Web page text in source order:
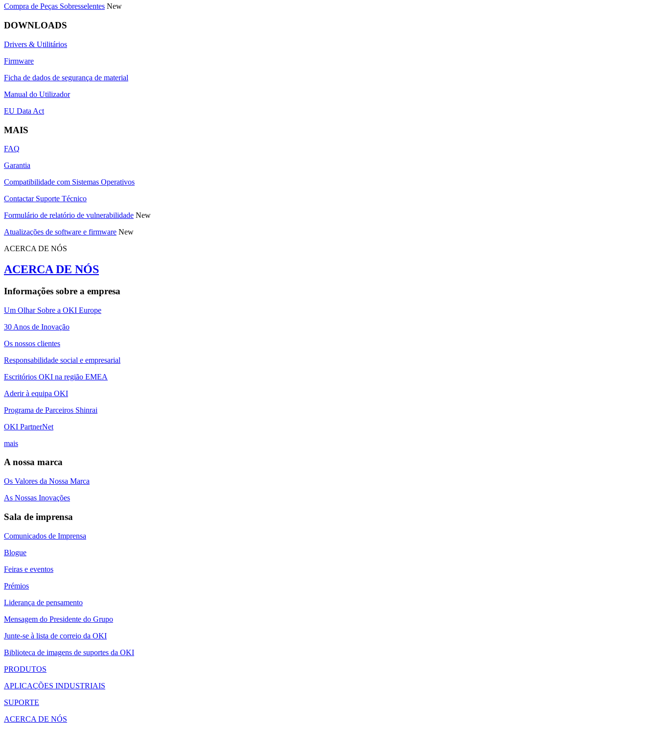
Compra de Peças Sobresselentes New
DOWNLOADS
Drivers & Utilitários
Firmware
Ficha de dados de segurança de material
Manual do Utilizador
EU Data Act
MAIS
FAQ
Garantia
Compatibilidade com Sistemas Operativos
Contactar Suporte Técnico
Formulário de relatório de vulnerabilidade New
Atualizações de software e firmware New
ACERCA DE NÓS
ACERCA DE NÓS
Informações sobre a empresa
Um Olhar Sobre a OKI Europe
30 Anos de Inovação
Os nossos clientes
Responsabilidade social e empresarial
Escritórios OKI na região EMEA
Aderir à equipa OKI
Programa de Parceiros Shinrai
OKI PartnerNet
mais
A nossa marca
Os Valores da Nossa Marca
As Nossas Inovações
Sala de imprensa
Comunicados de Imprensa
Blogue
Feiras e eventos
Prémios
Liderança de pensamento
Mensagem do Presidente do Grupo
Junte-se à lista de correio da OKI
Biblioteca de imagens de suportes da OKI
PRODUTOS
APLICAÇÕES INDUSTRIAIS
SUPORTE
ACERCA DE NÓS